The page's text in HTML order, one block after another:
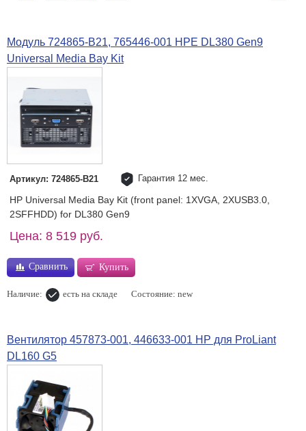
Модуль 724865-B21, 765446-001 HPE DL380 Gen9
Universal Media Bay Kit
Артикул: 724865-B21 Гарантия 12 мес.
HP Universal Media Bay Kit (front panel: 1XVGA, 2XUSB3.0,
2SFFHDD) for DL380 Gen9
Цена: 8 519 руб.
Сравнить Купить
Наличие: есть на складе Состояние: new
Вентилятор 457873-001, 446633-001 HP для ProLiant
DL160 G5